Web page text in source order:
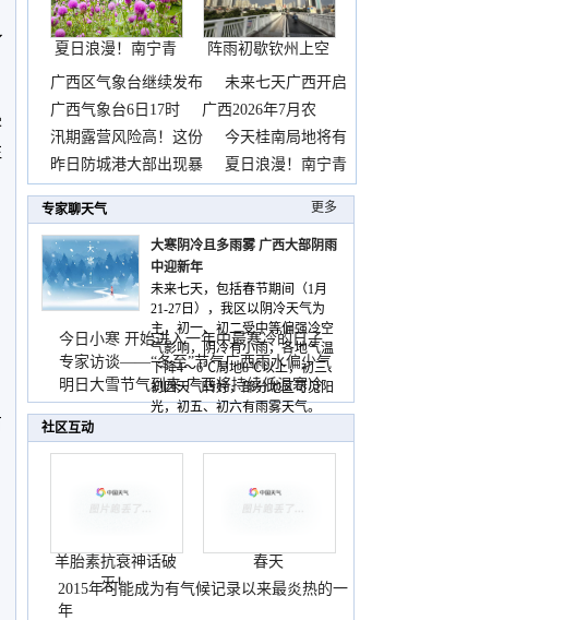
夏日浪漫！南宁青
秀山
阵雨初歇钦州上空
邂逅
广西区气象台继续发布
未来七天广西开启
晴热
广西气象台6日17时
广西2026年7月农
汛期露营风险高！这份
今天桂南局地将有
暴雨
昨日防城港大部出现暴
夏日浪漫！南宁青
秀山
专家聊天气 更多
大寒阴冷且多雨雾 广西大部阴雨
中迎新年
未来七天，包括春节期间（1月
21-27日），我区以阴冷天气为
主，初一、初二受中等偏强冷空
气影响，阴冷有小雨，各地气温
下降4～6℃局地8℃以上，初三、
初四天气转好，部分地区可见阳
光，初五、初六有雨雾天气。
今日小寒 开始进入一年中最寒冷的日子
专家访谈——“冬至”节气广西雨水偏少气
温低
明日大雪节气到来 广西将持续低温寒冷
天气
社区互动
羊胎素抗衰神话破
灭！
春天
2015年可能成为有气候记录以来最炎热的一
年